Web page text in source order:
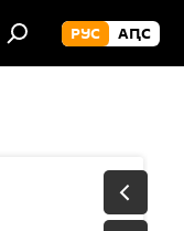
РУС АԤС